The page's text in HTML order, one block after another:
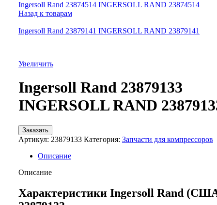
Ingersoll Rand 23874514 INGERSOLL RAND 23874514
Назад к товарам
Ingersoll Rand 23879141 INGERSOLL RAND 23879141
Увеличить
Ingersoll Rand 23879133
INGERSOLL RAND
Заказать
Артикул: 23879133 Категория: Запчасти для компрессоров
Описание
Описание
Характеристики Ingersoll Rand